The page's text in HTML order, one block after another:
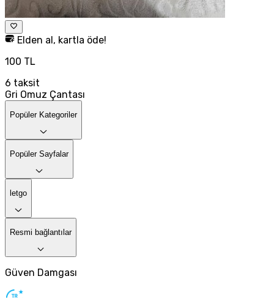
Elden al, kartla öde!
100 TL
6 taksit
Gri Omuz Çantası
Popüler Kategoriler
Popüler Sayfalar
letgo
Resmi bağlantılar
Güven Damgası